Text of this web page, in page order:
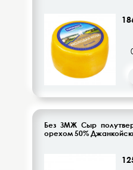
Без ЗМЖ Сыр
орехом 50%